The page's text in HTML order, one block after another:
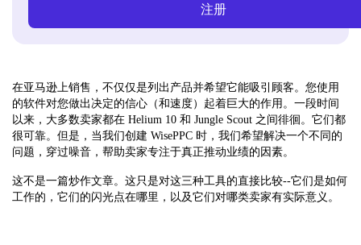
注册
在亚马逊上销售，不仅仅是列出产品并希望它能吸引顾客。您使用
的软件对您做出决定的信心（和速度）起着巨大的作用。一段时间
以来，大多数卖家都在 Helium 10 和 Jungle Scout 之间徘徊。它们都
很可靠。但是，当我们创建 WisePPC 时，我们希望解决一个不同的
问题，穿过噪音，帮助卖家专注于真正推动业绩的因素。
这不是一篇炒作文章。这只是对这三种工具的直接比较--它们是如何
工作的，它们的闪光点在哪里，以及它们对哪类卖家有实际意义。